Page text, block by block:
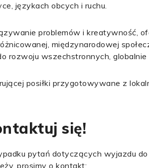
językach obcych i ruchu.
problemów i kreatywność,
międzynarodowej
rozwoju wszechstronnych,
posiłki przygotowywane z
się!
pytań dotyczących wyjazdu
prosimy o kontakt: